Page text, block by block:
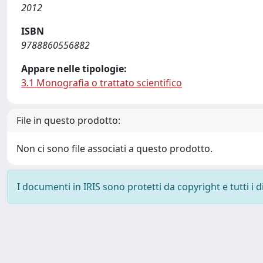
2012
ISBN
9788860556882
Appare nelle tipologie:
3.1 Monografia o trattato scientifico
File in questo prodotto:
Non ci sono file associati a questo prodotto.
I documenti in IRIS sono protetti da copyright e tutti i